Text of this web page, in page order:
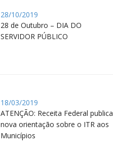
28/10/2019
28 de Outubro – DIA DO
SERVIDOR PÚBLICO
18/03/2019
ATENÇÃO: Receita Federal publica
nova orientação sobre o ITR aos
Municípios